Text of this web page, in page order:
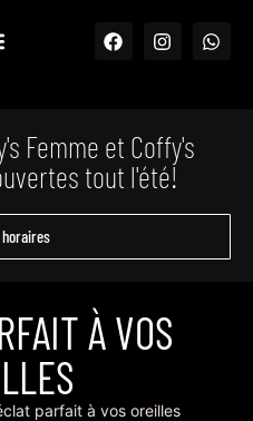
Femme et Coffy's
tout l'été!
À VOS
parfait à vos oreilles